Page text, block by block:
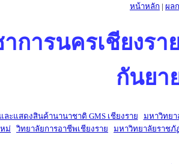
หน้าหลัก | ผล
การนครเชียงรา
กันยา
ะแสดงสินค้านานาชาติ GMS เชียงราย
มหาวิทยา
ม่
วิทยาลัยการอาชีพเชียงราย มหาวิทยาลัยราชภั